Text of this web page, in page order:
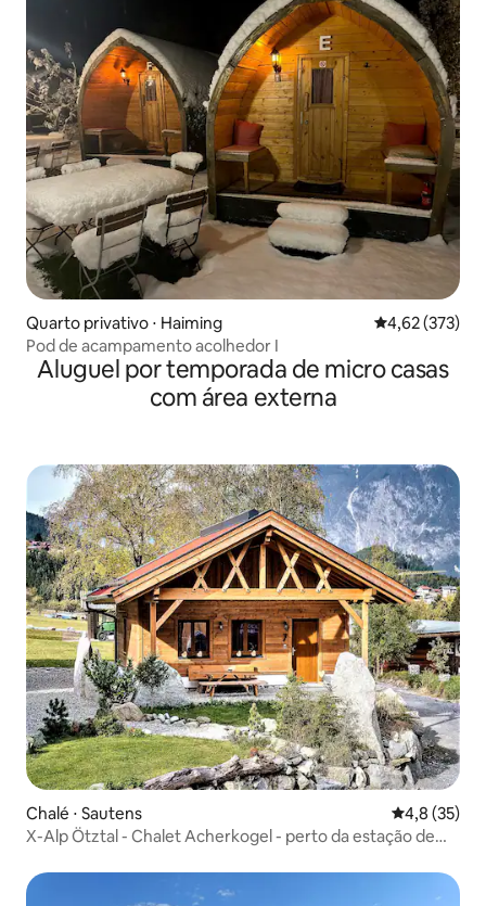
Quarto privativo ⋅ Haiming 4,62 de uma
4,62 (373)
Pod de acampamento acolhedor I
Aluguel por temporada de micro casas
com área externa
Chalé ⋅ Sautens 4,8 de uma
4,8 (35)
X-Alp Ötztal - Chalet Acherkogel - perto da estação de